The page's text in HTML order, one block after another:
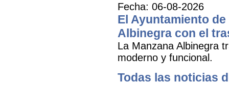
Fecha: 06-08-2026
El Ayuntamiento
Albinegra con el
La Manzana Albinegra
moderno y funcional.
Todas las noticias